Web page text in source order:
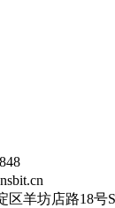
区羊坊店路18号